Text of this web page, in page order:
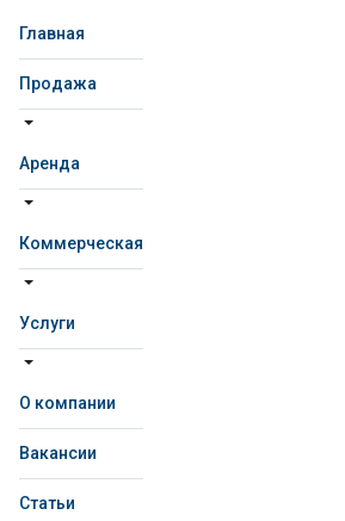
Главная
Продажа
Аренда
Коммерческая
Услуги
О компании
Вакансии
Статьи